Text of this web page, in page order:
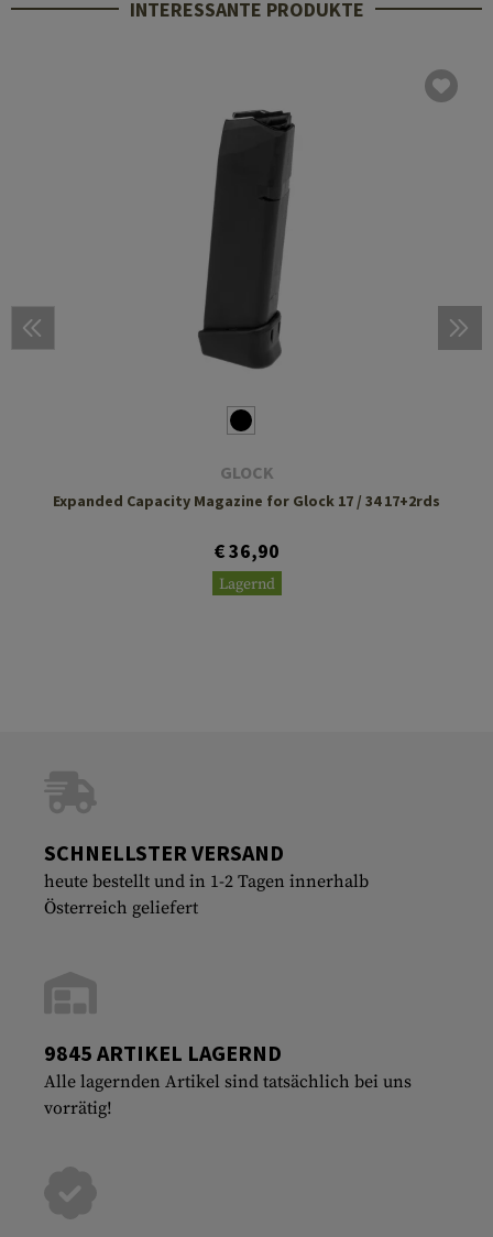
INTERESSANTE PRODUKTE
GLOCK
Expanded Capacity Magazine for Glock 17 / 34 17+2rds
€ 36,90
Lagernd
SCHNELLSTER VERSAND
heute bestellt und in 1-2 Tagen innerhalb
Österreich geliefert
9845 ARTIKEL LAGERND
Alle lagernden Artikel sind tatsächlich bei uns
vorrätig!